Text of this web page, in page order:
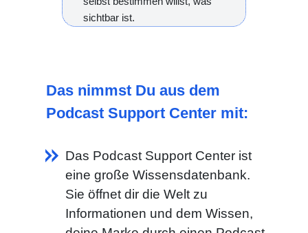
sichtbar ist.
Das nimmst Du aus dem
Podcast Support Center mit:
Das Podcast Support Center ist
eine große Wissensdatenbank.
Sie öffnet dir die Welt zu
Informationen und dem Wissen,